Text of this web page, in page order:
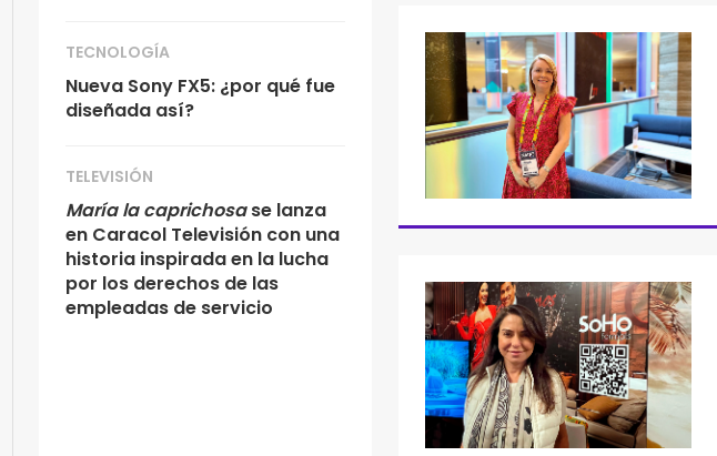
TECNOLOGÍA
Nueva Sony FX5: ¿por qué fue
diseñada así?
TELEVISIÓN
María la caprichosase lanza
en Caracol Televisión con una
historia inspirada en la lucha
por los derechos de las
empleadas de servicio